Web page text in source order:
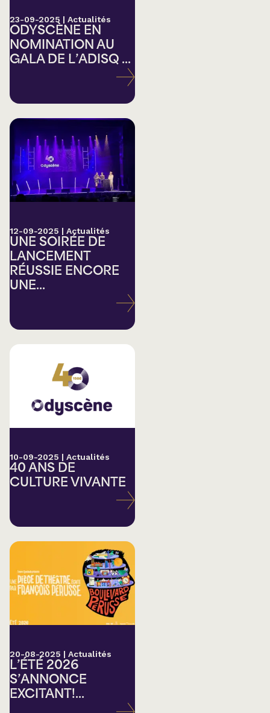
23-09-2025 | Actualités
ODYSCÈNE EN
NOMINATION AU
GALA DE L’ADISQ ...
12-09-2025 | Actualités
UNE SOIRÉE DE
LANCEMENT
RÉUSSIE ENCORE
UNE...
10-09-2025 | Actualités
40 ANS DE
CULTURE VIVANTE
20-08-2025 | Actualités
L’ÉTÉ 2026
S’ANNONCE
EXCITANT!...